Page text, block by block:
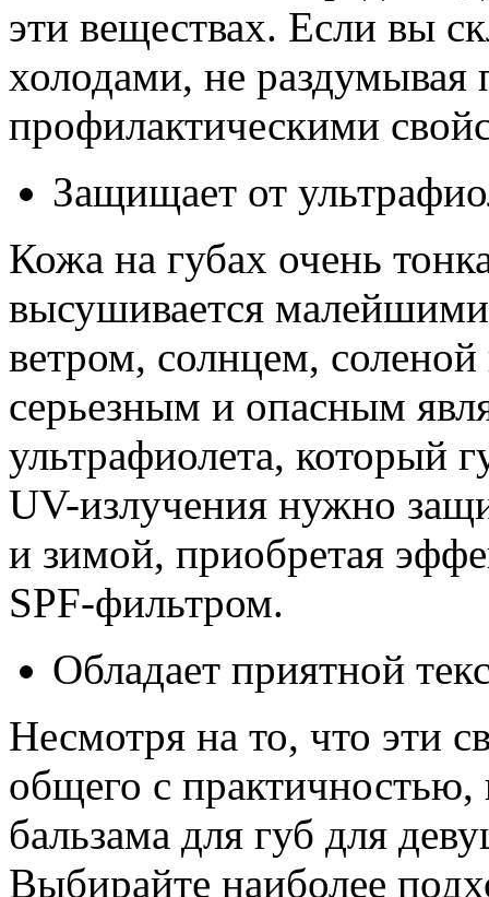
эти веществах. Если вы
холодами, не раздумывая
профилактическими
Защищает от
Кожа на губах очень
высушивается
ветром, солнцем,
серьезным и опасным
ультрафиолета, который
UV-излучения нужно
и зимой, приобретая
SPF-фильтром.
Обладает приятной
Несмотря на то, что эти
общего с практичностью,
бальзама для губ для
Выбирайте наиболее